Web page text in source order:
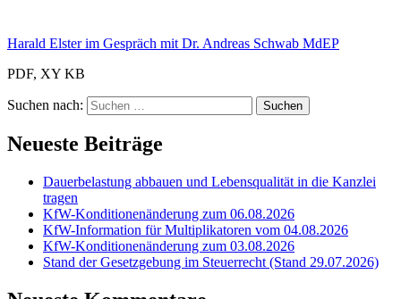
Harald Elster im Gespräch mit Dr. Andreas Schwab MdEP
PDF, XY KB
Suchen nach:
Neueste Beiträge
Dauerbelastung abbauen und Lebensqualität in die Kanzlei
tragen
KfW-Konditionenänderung zum 06.08.2026
KfW-Information für Multiplikatoren vom 04.08.2026
KfW-Konditionenänderung zum 03.08.2026
Stand der Gesetzgebung im Steuerrecht (Stand 29.07.2026)